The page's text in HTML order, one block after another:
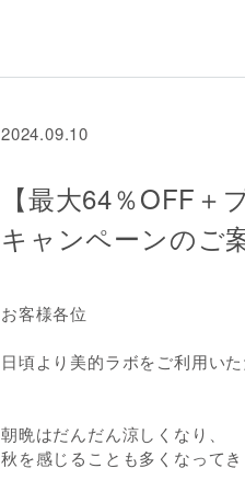
2024.09.10
【最大64％OFF
キャンペーンのご
お客様各位
日頃より美的ラボをご利用い
朝晩はだんだん涼しくなり、
秋を感じることも多くなってき